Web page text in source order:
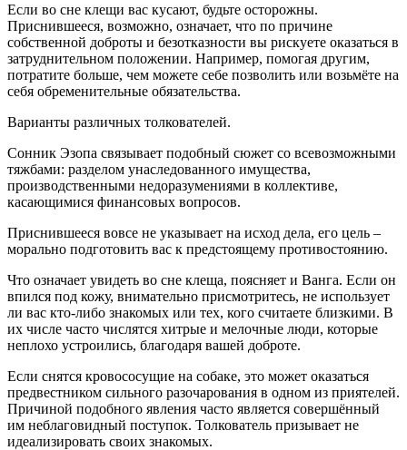
Если во сне клещи вас кусают, будьте осторожны.
Приснившееся, возможно, означает, что по причине
собственной доброты и безотказности вы рискуете оказаться в
затруднительном положении. Например, помогая другим,
потратите больше, чем можете себе позволить или возьмёте на
себя обременительные обязательства.
Варианты различных толкователей.
Сонник Эзопа связывает подобный сюжет со всевозможными
тяжбами: разделом унаследованного имущества,
производственными недоразумениями в коллективе,
касающимися финансовых вопросов.
Приснившееся вовсе не указывает на исход дела, его цель –
морально подготовить вас к предстоящему противостоянию.
Что означает увидеть во сне клеща, поясняет и Ванга. Если он
впился под кожу, внимательно присмотритесь, не использует
ли вас кто-либо знакомых или тех, кого считаете близкими. В
их числе часто числятся хитрые и мелочные люди, которые
неплохо устроились, благодаря вашей доброте.
Если снятся кровососущие на собаке, это может оказаться
предвестником сильного разочарования в одном из приятелей.
Причиной подобного явления часто является совершённый
им неблаговидный поступок. Толкователь призывает не
идеализировать своих знакомых.